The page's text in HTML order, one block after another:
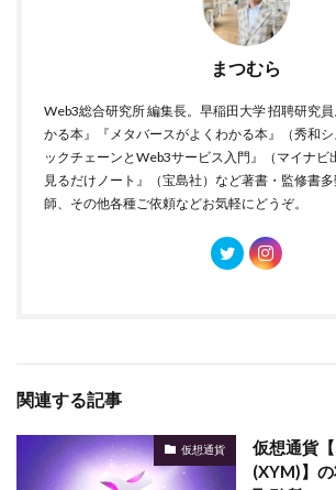
まつむら
Web3総合研究所 編集長。早稲田大学 招聘研究
かる本』『メタバースがよくわかる本』（秀和
ックチェーンとWeb3サービス入門』（マイナビ
見るだけノート』（宝島社）など著書・監修書
師、その他各種ご依頼などお気軽にどうぞ。
関連する記事
仮想通貨
仮想通貨
(XYM)】